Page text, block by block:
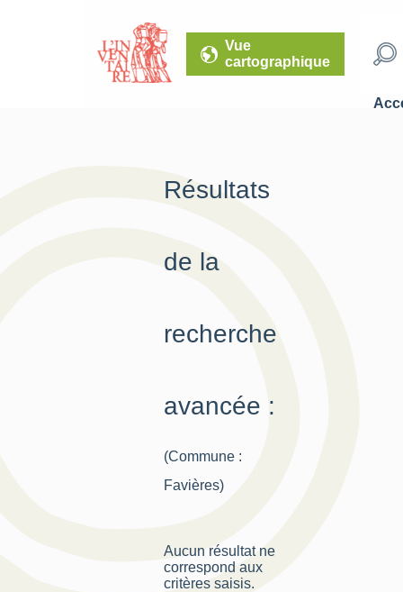
Vue
cartographique
Résultats
de la
recherche
avancée :
(Commune :
Favières)
Aucun résultat ne
correspond aux
critères saisis.